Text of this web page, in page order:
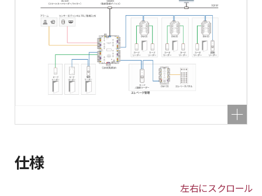
仕様
左右にスクロール